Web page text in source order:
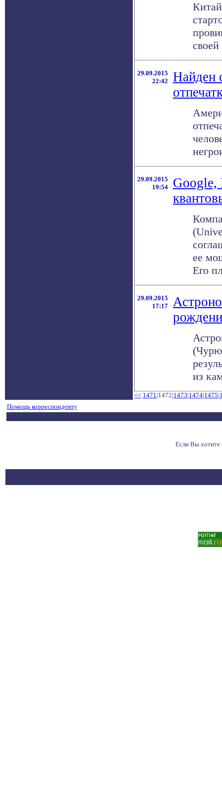
29.09.2015
22:42
Найден
29.09.2015
19:54
ее
Его
29.09.2015
17:17
из
<< 1471|1472|1473|1474|1475|
Помощь корреспонденту
Если Вы хотите